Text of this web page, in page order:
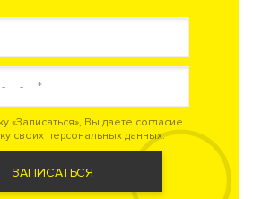
«Записаться», Вы даете согласие
своих персональных данных.
ЗАПИСАТЬСЯ